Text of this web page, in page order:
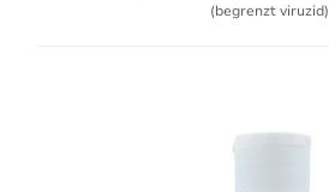
(begrenzt viruzid)